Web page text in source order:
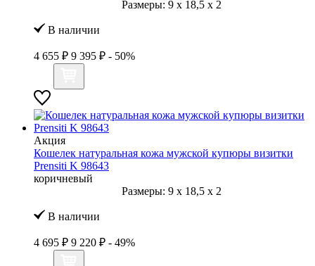
Размеры: 9 x 18,5 x 2
В наличии
4 655 ₽ 9 395 ₽ - 50%
Акция
Кошелек натуральная кожа мужской купюры визитки
Prensiti K 98643
коричневый
Размеры: 9 x 18,5 x 2
В наличии
4 695 ₽ 9 220 ₽ - 49%